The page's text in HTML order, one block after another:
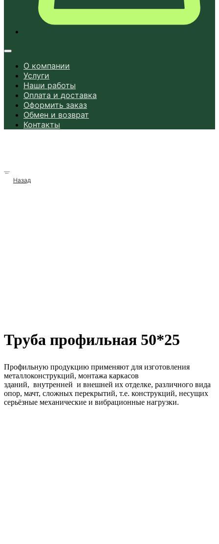
О компании
Услуги
Наши работы
Оплата и доставка
Оформить заказ
Обмен и возврат
Контакты
→
Назад
Труба профильная 50*25
Профильную продукцию применяют для изготовления
металлоконструкций, монтажа каркасов
зданий, внутренней и внешней их отделке, различного вида
опор, мачт, сложных перекрытий, т.е. конструкций, несущих
серьёзные механические и вибрационные нагрузки.